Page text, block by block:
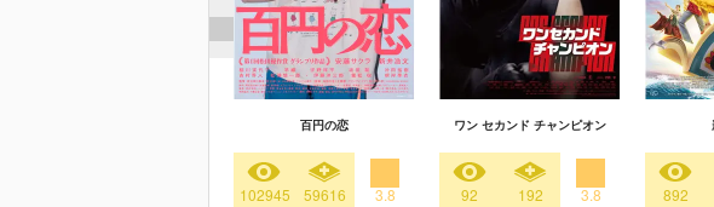
百円の恋
102945 59616 3.8
ワン セカンド チャンピオン
92 192 3.8 892